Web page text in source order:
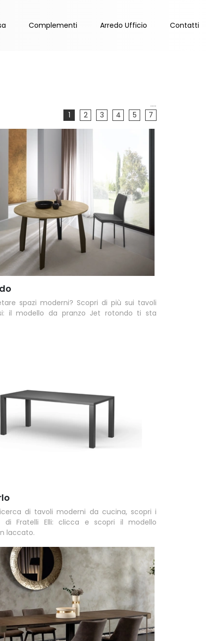
Complementi Arredo Ufficio Contatti
1 2 3 4 5
....
7
spazi moderni? Scopri di più sui tavoli
il modello da pranzo Jet rotondo ti sta
di tavoli moderni da cucina, scopri i
di Fratelli Elli: clicca e scopri il modello
laccato.